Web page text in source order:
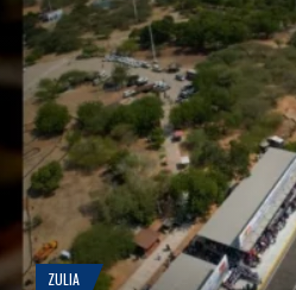
ZULIA